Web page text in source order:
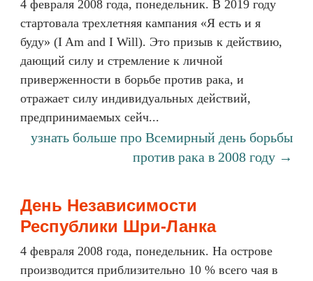
4 февраля 2008 года, понедельник. В 2019 году
стартовала трехлетняя кампания «Я есть и я
буду» (I Am and I Will). Это призыв к действию,
дающий силу и стремление к личной
приверженности в борьбе против рака, и
отражает силу индивидуальных действий,
предпринимаемых сейч...
узнать больше про Всемирный день борьбы
против рака в 2008 году →
День Независимости
Республики Шри-Ланка
4 февраля 2008 года, понедельник. На острове
производится приблизительно 10 % всего чая в